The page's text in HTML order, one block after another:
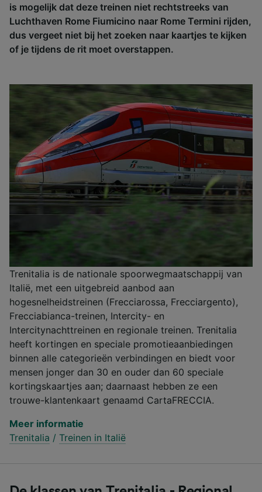
is mogelijk dat deze treinen niet rechtstreeks van
Luchthaven Rome Fiumicino naar Rome Termini rijden,
dus vergeet niet bij het zoeken naar kaartjes te kijken
of je tijdens de rit moet overstappen.
Trenitalia is de nationale spoorwegmaatschappij van
Italië, met een uitgebreid aanbod aan
hogesnelheidstreinen (Frecciarossa, Frecciargento),
Frecciabianca-treinen, Intercity- en
Intercitynachttreinen en regionale treinen. Trenitalia
heeft kortingen en speciale promotieaanbiedingen
binnen alle categorieën verbindingen en biedt voor
mensen jonger dan 30 en ouder dan 60 speciale
kortingskaartjes aan; daarnaast hebben ze een
trouwe-klantenkaart genaamd CartaFRECCIA.
Meer informatie
Trenitalia / Treinen in Italië